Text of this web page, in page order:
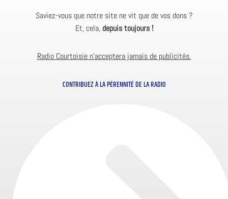
Saviez-vous que notre site ne vit que de vos dons ?
Et, cela, depuis toujours !
Radio Courtoisie n’acceptera jamais de publicités.
CONTRIBUEZ À LA PÉRENNITÉ DE LA RADIO